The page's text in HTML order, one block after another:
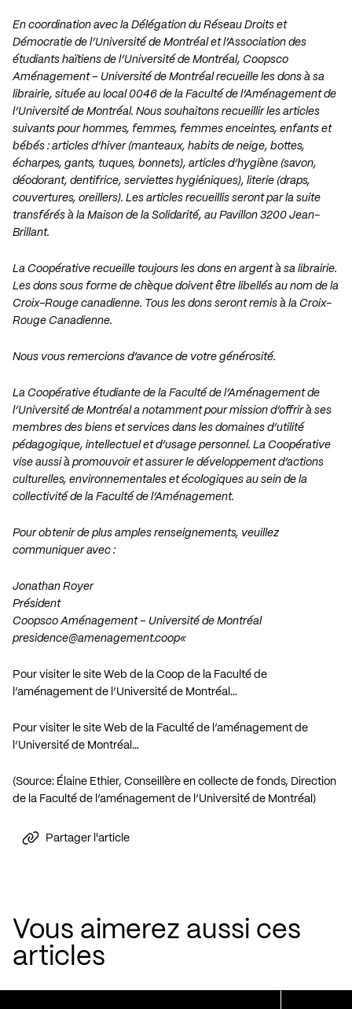
En coordination avec la Délégation du Réseau Droits et
Démocratie de l’Université de Montréal et l’Association des
étudiants haïtiens de l’Université de Montréal, Coopsco
Aménagement – Université de Montréal recueille les dons à sa
librairie, située au local 0046 de la Faculté de l’Aménagement de
l’Université de Montréal. Nous souhaitons recueillir les articles
suivants pour hommes, femmes, femmes enceintes, enfants et
bébés : articles d’hiver (manteaux, habits de neige, bottes,
écharpes, gants, tuques, bonnets), articles d’hygiène (savon,
déodorant, dentifrice, serviettes hygiéniques), literie (draps,
couvertures, oreillers). Les articles recueillis seront par la suite
transférés à la Maison de la Solidarité, au Pavillon 3200 Jean-
Brillant.
La Coopérative recueille toujours les dons en argent à sa librairie.
Les dons sous forme de chèque doivent être libellés au nom de la
Croix-Rouge canadienne. Tous les dons seront remis à la Croix-
Rouge Canadienne.
Nous vous remercions d’avance de votre générosité.
La Coopérative étudiante de la Faculté de l’Aménagement de
l’Université de Montréal a notamment pour mission d’offrir à ses
membres des biens et services dans les domaines d’utilité
pédagogique, intellectuel et d’usage personnel. La Coopérative
vise aussi à promouvoir et assurer le développement d’actions
culturelles, environnementales et écologiques au sein de la
collectivité de la Faculté de l’Aménagement.
Pour obtenir de plus amples renseignements, veuillez
communiquer avec :
Jonathan Royer
Président
Coopsco Aménagement – Université de Montréal
presidence@amenagement.coop«
Pour visiter le site Web de la Coop de la Faculté de
l’aménagement de l’Université de Montréal…
Pour visiter le site Web de la Faculté de l’aménagement de
l’Université de Montréal…
(Source: Élaine Ethier, Conseillère en collecte de fonds, Direction
de la Faculté de l’aménagement de l’Université de Montréal)
Partager l'article
Vous aimerez aussi ces
articles